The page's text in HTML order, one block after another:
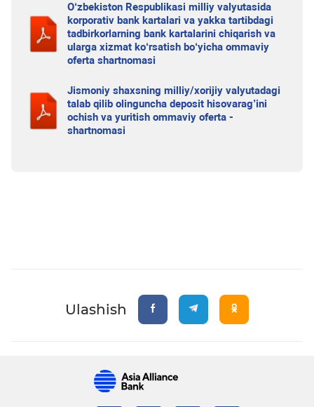
O‘zbekiston Respublikasi milliy valyutasida
korporativ bank kartalari va yakka tartibdagi
tadbirkorlarning bank kartalarini chiqarish va
ularga xizmat ko‘rsatish bo‘yicha ommaviy
oferta shartnomasi
Jismoniy shaxsning milliy/xorijiy valyutadagi
talab qilib olinguncha deposit hisovarag’ini
ochish va yuritish ommaviy oferta -
shartnomasi
Ulashish